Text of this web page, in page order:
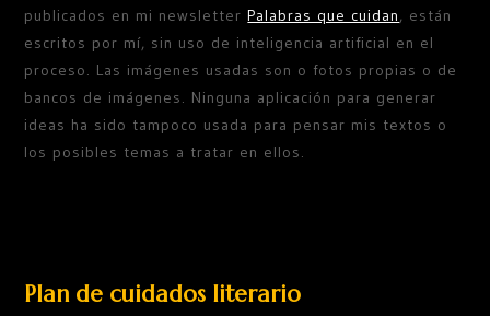
publicados en mi newsletterPalabras que cuidan, están
escritos por mí, sin uso de inteligencia artificial en el
proceso. Las imágenes usadas son o fotos propias o de
bancos de imágenes. Ninguna aplicación para generar
ideas ha sido tampoco usada para pensar mis textos o
los posibles temas a tratar en ellos.
Plan de cuidados literario